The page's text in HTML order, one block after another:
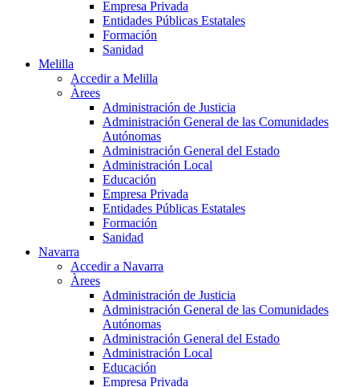
Empresa Privada
Entidades Públicas Estatales
Formación
Sanidad
Melilla
Accedir a Melilla
Àrees
Administración de Justicia
Administración General de las Comunidades
Autónomas
Administración General del Estado
Administración Local
Educación
Empresa Privada
Entidades Públicas Estatales
Formación
Sanidad
Navarra
Accedir a Navarra
Àrees
Administración de Justicia
Administración General de las Comunidades
Autónomas
Administración General del Estado
Administración Local
Educación
Empresa Privada